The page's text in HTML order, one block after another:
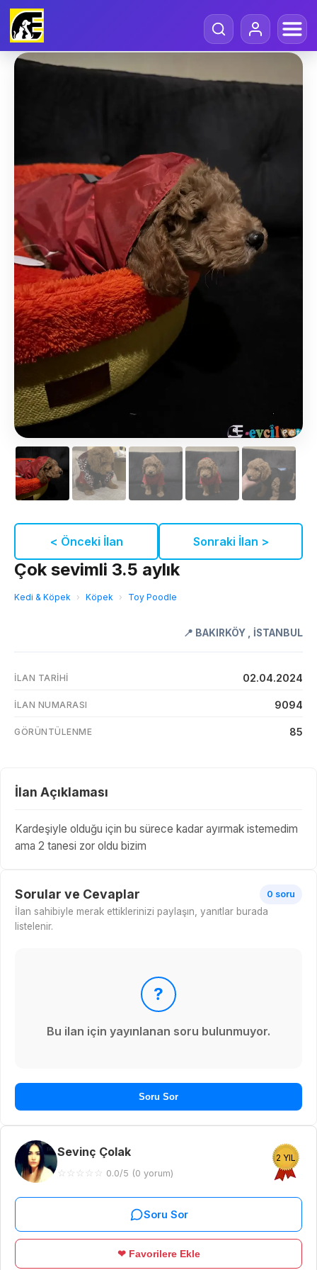
< Önceki İlan Sonraki İlan >
Çok sevimli 3.5 aylık
Kedi & Köpek › Köpek › Toy Poodle
📍 BAKIRKÖY İSTANBUL
İLAN TARIHI 02.04.2024
İLAN NUMARASI 9094
GÖRÜNTÜLENME 85
İlan Açıklaması
Kardeşiyle olduğu için bu sürece kadar ayırmak istemedim
ama 2 tanesi zor oldu bizim
Sorular ve Cevaplar 0 soru
İlan sahibiyle merak ettiklerinizi paylaşın, yanıtlar burada
listelenir.
?
Bu ilan için yayınlanan soru bulunmuyor.
Soru Sor
Sevinç Çolak
☆ ☆ ☆ ☆ ☆ 0.0/5 (0 yorum)
2 YIL
Soru Sor
❤ Favorilere Ekle